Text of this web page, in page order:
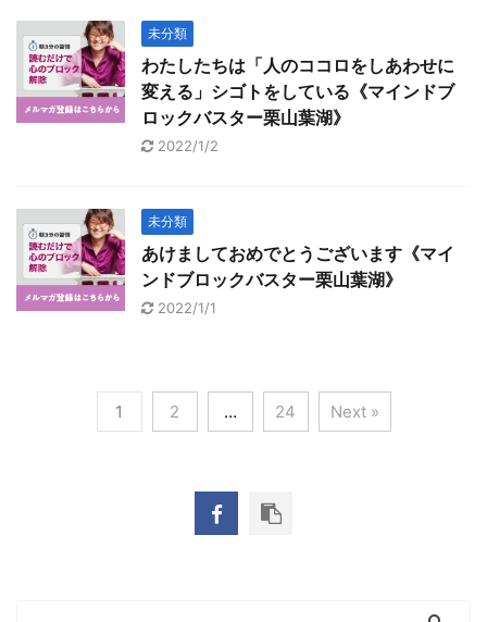
未分類
わたしたちは「人のココロをしあわせに
変える」シゴトをしている《マインドブ
ロックバスター栗山葉湖》
2022/1/2
未分類
あけましておめでとうございます《マイ
ンドブロックバスター栗山葉湖》
2022/1/1
1 2 … 24 Next »